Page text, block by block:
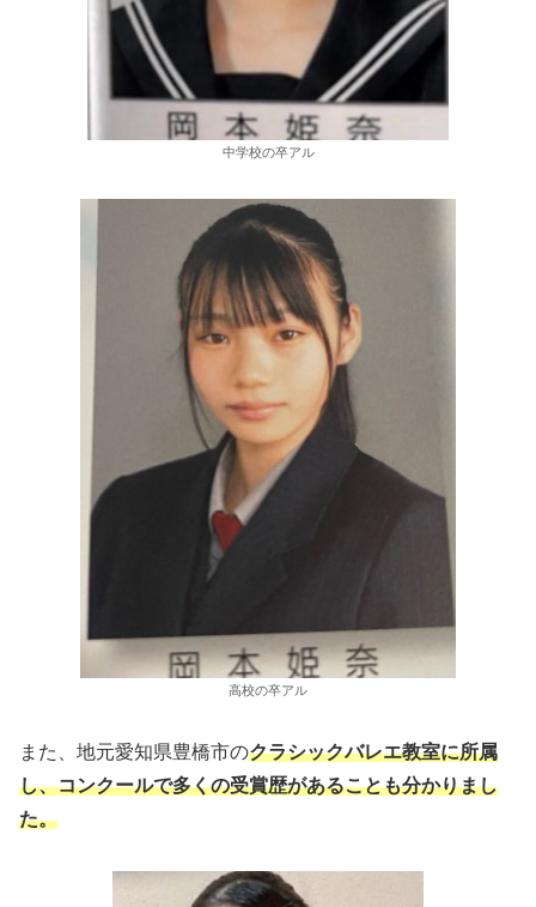
中学校の卒アル
高校の卒アル
また、地元愛知県豊橋市のクラシックバレエ教室に所属
し、コンクールで多くの受賞歴があることも分かりまし
た。